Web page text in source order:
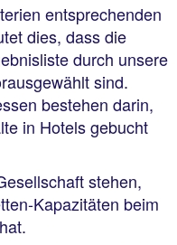
entsprechenden
dies, dass die
durch unsere
sind.
bestehen darin,
in Hotels gebucht
stehen,
Kapazitäten beim